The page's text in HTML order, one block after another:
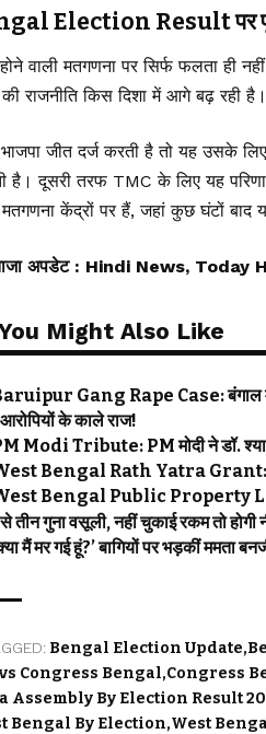
Election Result पर
वाली मतगणना पर सिर्फ फलता ही
की राजनीति किस दिशा में आगे बढ़ रही है।
जीत दर्ज करती है तो यह उसके
है। दूसरी तरफ TMC के लिए यह
केंद्रों पर हैं, जहां कुछ घंटों बाद
अपडेट : Hindi News, Today
Might Also Like
Gang Rape Case: बंगाल में
के काले राज!
Modi Tribute: PM मोदी ने डॉ.
Bengal Rath Yatra Grant:
Bengal Public Property Law:
तीन गुना वसूली, नहीं चुकाई रकम तो होगी
मैं मर गई हूं?’ बागियों पर भड़कीं ममता
Bengal Election Update
vs Congress Bengal Congress
Assembly By Election Result
Bengal By Election West